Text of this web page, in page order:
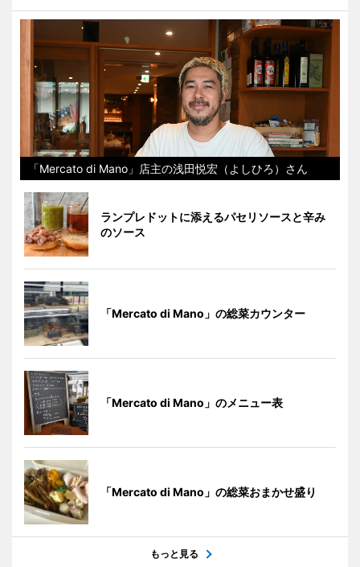
「Mercato di Mano」店主の浅田悦宏（よしひろ）さん
ランプレドットに添えるパセリソースと辛み
のソース
「Mercato di Mano」の総菜カウンター
「Mercato di Mano」のメニュー表
「Mercato di Mano」の総菜おまかせ盛り
もっと見る